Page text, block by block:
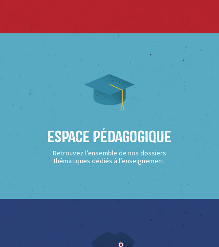
Espace Pédagogique
Retrouvez l’ensemble de nos dossiers
thématiques dédiés à l’enseignement.